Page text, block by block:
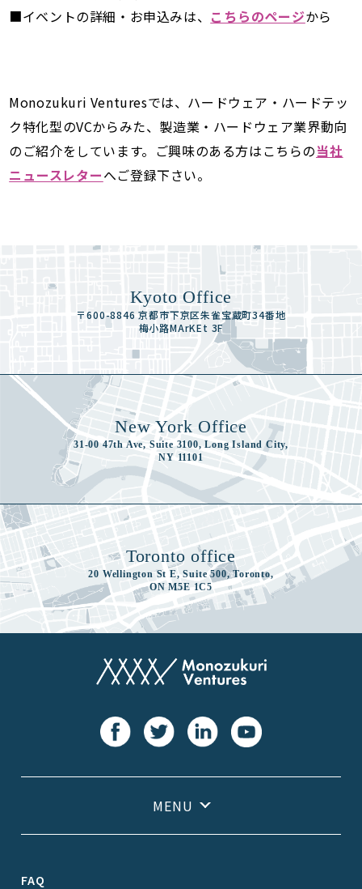
■イベントの詳細・お申込みは、 こちらのページから
Monozukuri Venturesでは、ハードウェア・ハードテッ
ク特化型のVCからみた、製造業・ハードウェア業界動向
のご紹介をしています。ご興味のある方はこちらの当社
ニュースレターへご登録下さい。
Kyoto Office
〒600-8846 京都市下京区朱雀宝蔵町34番地
梅小路MArKEt 3F
New York Office
31-00 47th Ave, Suite 3100, Long Island City,
NY 11101
Toronto office
20 Wellington St E, Suite 500, Toronto,
ON M5E 1C5
FAQ